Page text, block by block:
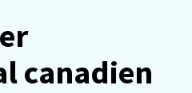
canadien